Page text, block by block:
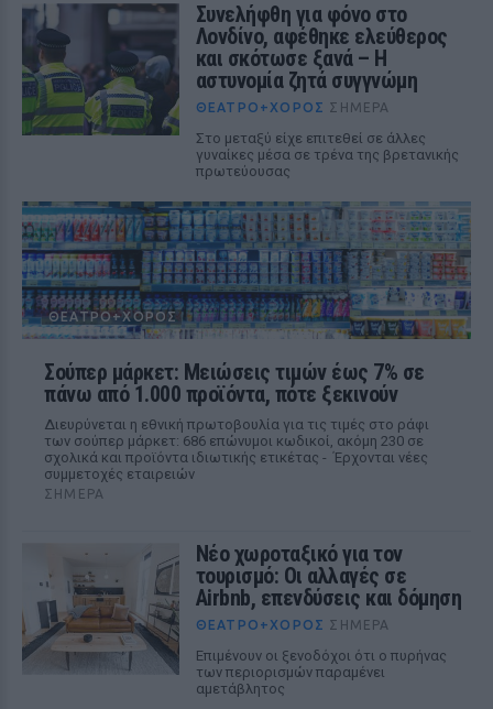
Συνελήφθη για φόνο στο
Λονδίνο, αφέθηκε ελεύθερος
και σκότωσε ξανά – Η
αστυνομία ζητά συγγνώμη
ΘΈΑΤΡΟ+ΧΟΡΌΣ ΣΉΜΕΡΑ
Στο μεταξύ είχε επιτεθεί σε άλλες
γυναίκες μέσα σε τρένα της βρετανικής
πρωτεύουσας
ΘΈΑΤΡΟ+ΧΟΡΌΣ
Σούπερ μάρκετ: Μειώσεις τιμών έως 7% σε
πάνω από 1.000 προϊόντα, πότε ξεκινούν
Διευρύνεται η εθνική πρωτοβουλία για τις τιμές στο ράφι
των σούπερ μάρκετ: 686 επώνυμοι κωδικοί, ακόμη 230 σε
σχολικά και προϊόντα ιδιωτικής ετικέτας - Έρχονται νέες
συμμετοχές εταιρειών
ΣΉΜΕΡΑ
Νέο χωροταξικό για τον
τουρισμό: Οι αλλαγές σε
Airbnb, επενδύσεις και δόμηση
ΘΈΑΤΡΟ+ΧΟΡΌΣ ΣΉΜΕΡΑ
Επιμένουν οι ξενοδόχοι ότι ο πυρήνας
των περιορισμών παραμένει
αμετάβλητος